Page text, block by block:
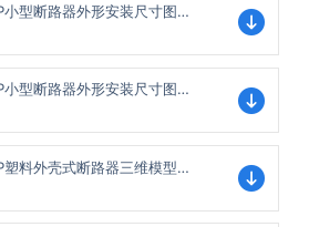
型断路器外形安装尺寸图
型断路器外形安装尺寸图
料外壳式断路器三维模型